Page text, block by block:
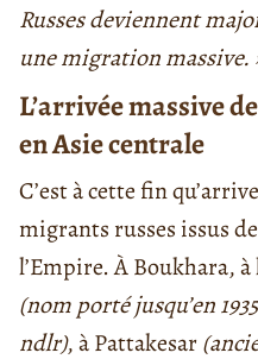
Russes deviennent
une migration massive.
L’arrivée massive
en Asie centrale
C’est à cette fin
migrants russes issus
l’Empire. À Boukhara,
(nom porté jusqu’en
ndlr), à Pattakesar